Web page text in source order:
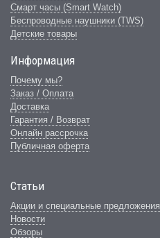
Смарт часы (Smart Watch)
Беспроводные наушники (TWS)
Детские товары
Информация
Почему мы?
Заказ / Оплата
Доставка
Гарантия / Возврат
Онлайн рассрочка
Публичная оферта
Статьи
Акции и специальные предложения
Новости
Обзоры